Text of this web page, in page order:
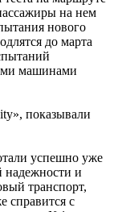
на нем
нового
до марта
машинами
показывали
успешно уже
надежности и
транспорт,
справится с